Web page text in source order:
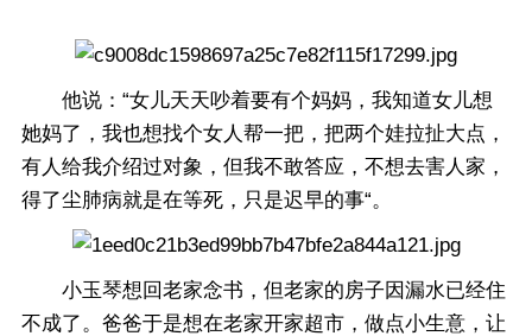
他说：“女儿天天吵着要有个妈妈，我知道女儿想
她妈了，我也想找个女人帮一把，把两个娃拉扯大点，
有人给我介绍过对象，但我不敢答应，不想去害人家，
得了尘肺病就是在等死，只是迟早的事“。
小玉琴想回老家念书，但老家的房子因漏水已经住
不成了。爸爸于是想在老家开家超市，做点小生意，让